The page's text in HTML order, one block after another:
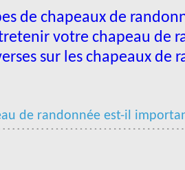
de chapeaux de
votre chapeau de
sur les chapeaux de
de randonnée est-il